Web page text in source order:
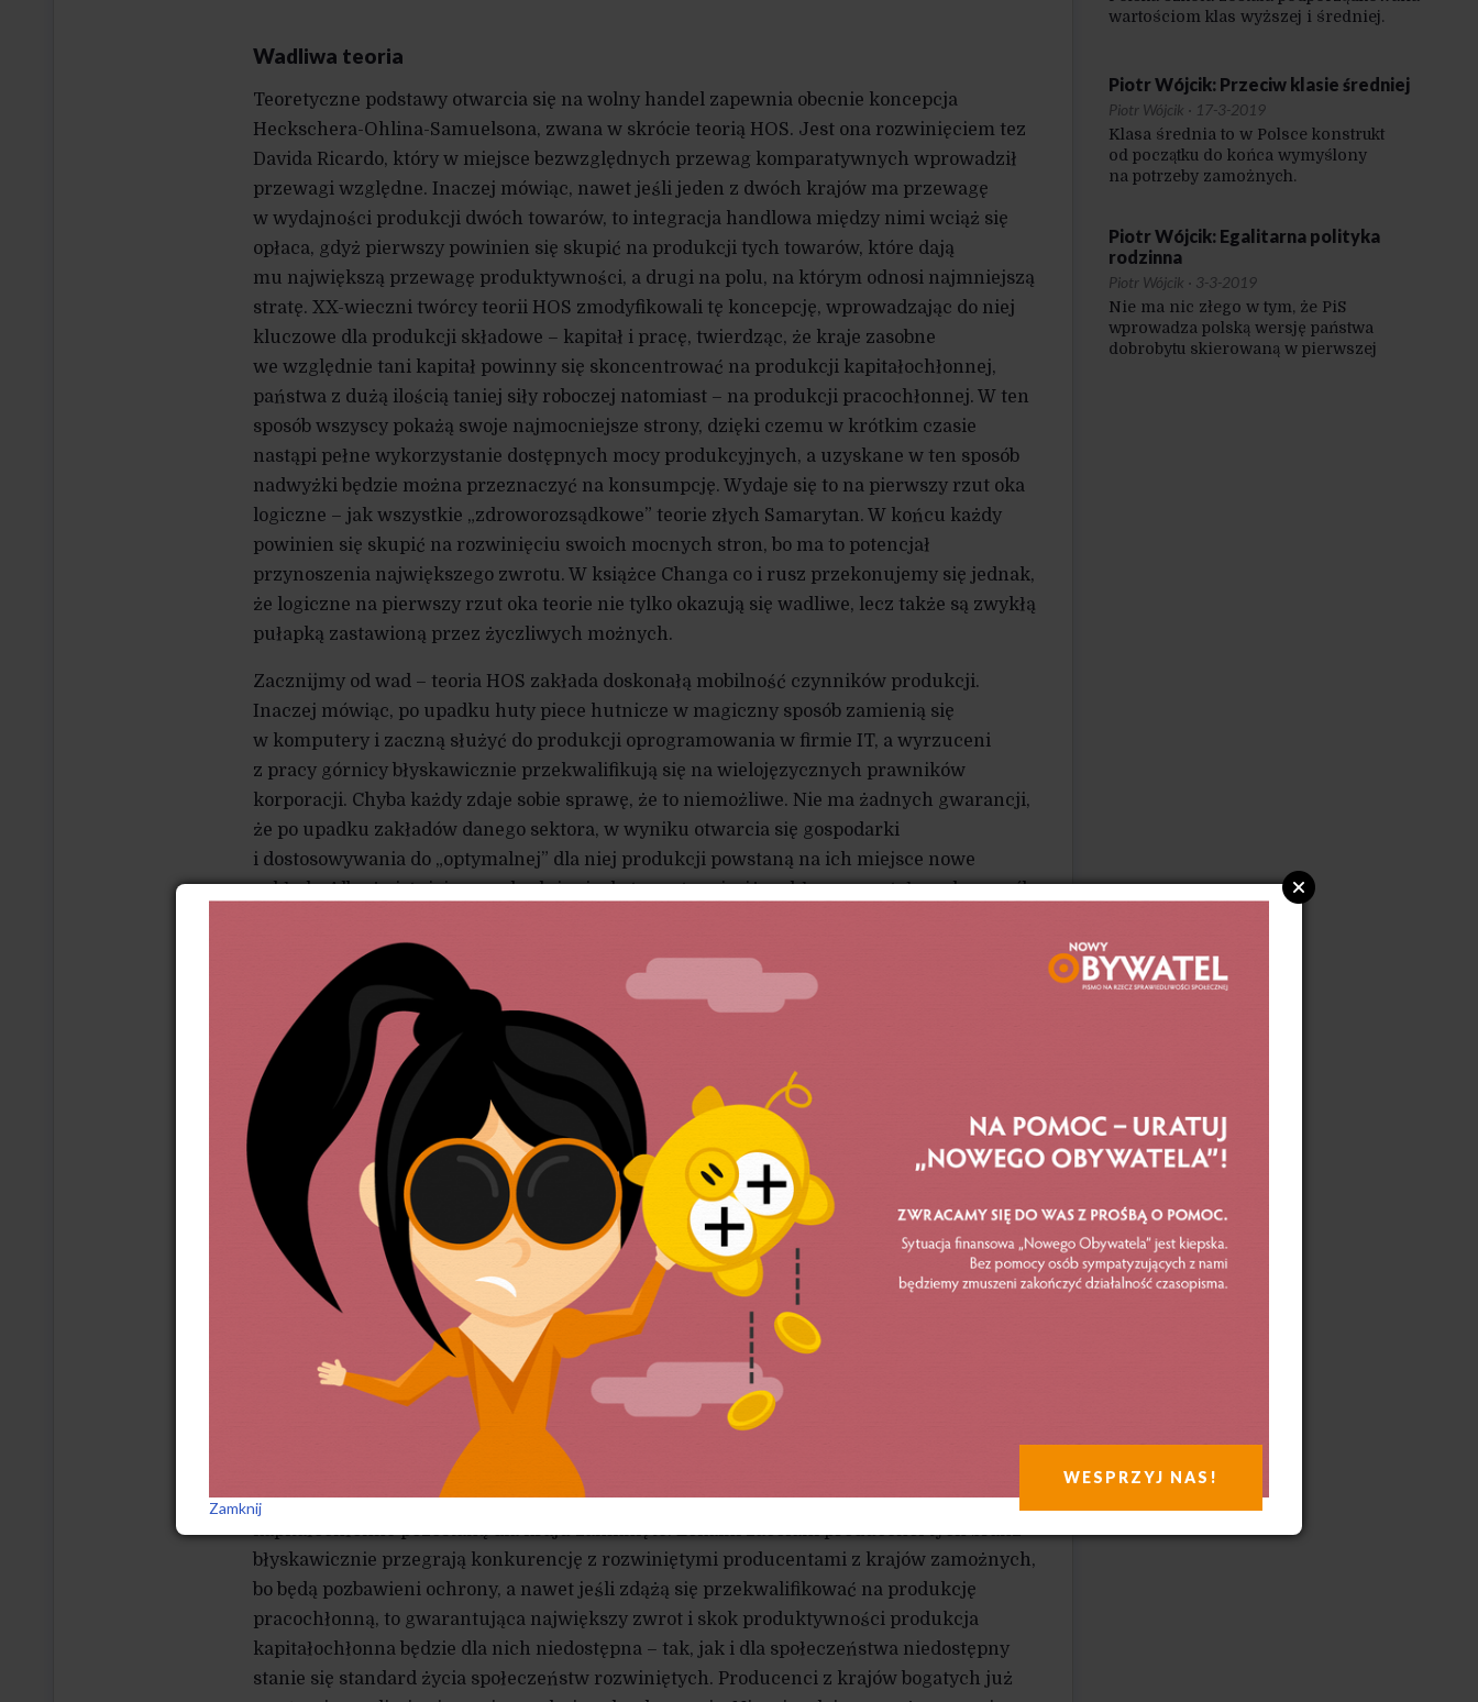
Wadliwa teoria
Teoretyczne podstawy otwarcia się na wolny handel zapewnia obecnie koncepcja
Heckschera-Ohlina-Samuelsona, zwana w skrócie teorią HOS. Jest ona rozwinięciem tez
Davida Ricardo, który w miejsce bezwzględnych przewag komparatywnych wprowadził
przewagi względne. Inaczej mówiąc, nawet jeśli jeden z dwóch krajów ma przewagę
w wydajności produkcji dwóch towarów, to integracja handlowa między nimi wciąż się
opłaca, gdyż pierwszy powinien się skupić na produkcji tych towarów, które dają
mu największą przewagę produktywności, a drugi na polu, na którym odnosi najmniejszą
stratę. XX-wieczni twórcy teorii HOS zmodyfikowali tę koncepcję, wprowadzając do niej
kluczowe dla produkcji składowe – kapitał i pracę, twierdząc, że kraje zasobne
we względnie tani kapitał powinny się skoncentrować na produkcji kapitałochłonnej,
państwa z dużą ilością taniej siły roboczej natomiast – na produkcji pracochłonnej. W ten
sposób wszyscy pokażą swoje najmocniejsze strony, dzięki czemu w krótkim czasie
nastąpi pełne wykorzystanie dostępnych mocy produkcyjnych, a uzyskane w ten sposób
nadwyżki będzie można przeznaczyć na konsumpcję. Wydaje się to na pierwszy rzut oka
logiczne – jak wszystkie „zdroworozsądkowe” teorie złych Samarytan. W końcu każdy
powinien się skupić na rozwinięciu swoich mocnych stron, bo ma to potencjał
przynoszenia największego zwrotu. W książce Changa co i rusz przekonujemy się jednak,
że logiczne na pierwszy rzut oka teorie nie tylko okazują się wadliwe, lecz także są zwykłą
pułapką zastawioną przez życzliwych możnych.
Zacznijmy od wad – teoria HOS zakłada doskonałą mobilność czynników produkcji.
Inaczej mówiąc, po upadku huty piece hutnicze w magiczny sposób zamienią się
w komputery i zaczną służyć do produkcji oprogramowania w firmie IT, a wyrzuceni
z pracy górnicy błyskawicznie przekwalifikują się na wielojęzycznych prawników
korporacji. Chyba każdy zdaje sobie sprawę, że to niemożliwe. Nie ma żadnych gwarancji,
że po upadku zakładów danego sektora, w wyniku otwarcia się gospodarki
i dostosowywania do „optymalnej” dla niej produkcji powstaną na ich miejsce nowe
zakłady. Albo że istniejące rozbudują się do tego stopnia, iż wchłoną powstały wolny zasób
może i rzeczywiście obszary pracochłonne gospodarki się rozwiną, jednak obszary
kapitałochłonne, w tych krajach siłą rzeczy zacofane, upadną pod ciężarem konkurencji
i już się nie podniosą. Pracujący tam ludzie trafią na bruk, a kapitał na śmietnik. Nastąpią
nie tylko straty materialne, ale i powiększą się rzesze przegranych takiej transformacji.
Nawet jeśli uda się kiedyś wchłonąć powstałe wolne zasoby, a straty odrobić, nastąpi
to po długim czasie. Całe grupy społeczne i pokolenia przegrają w takim procesie
na zawsze. Żeby zminimalizować negatywne skutki, w kraju musiałyby istnieć
mechanizmy kompensacji – redystrybucja, zabezpieczenie społeczne i sprawne usługi
publiczne. Tymczasem w krajach rozwijających się niemal nigdy ich nie ma lub
są w powijakach – i w obliczu wyzwania nie zadziałają na odpowiednią skalę. Zatem
żaden lider polityczny, czujący odpowiedzialność za całą wspólnotę, nie powinien podjąć
działań zalecanych przez teorię HOS.
Jednak te wady teoretyczne są niczym przy niebezpieczeństwach pułapki, jaką
za pomocą teorii HOS szykują źli Samarytanie z krajów rozwiniętych. Nie trzeba być
geniuszem, aby się zorientować, że rzetelne wdrożenie tej koncepcji będzie oznaczać dla
kraju specjalizację w zacofanych dziedzinach, skaże zatem dane państwo na wieczny
dystans wobec najlepiej rozwiniętych. Otwarcie gospodarki rzeczywiście jest najlepszym
sposobem na wzrost wydajności w krótkim terminie – jednak w długim okaże się
pułapką. Umożliwi bowiem rozwój zakładów w obszarach pracochłonnych, jednak branże
kapitałochłonne pozostaną dla kraju zamknięte. Lokalni zacofani producenci tych branż
błyskawicznie przegrają konkurencję z rozwiniętymi producentami z krajów zamożnych,
bo będą pozbawieni ochrony, a nawet jeśli zdążą się przekwalifikować na produkcję
pracochłonną, to gwarantująca największy zwrot i skok produktywności produkcja
kapitałochłonna będzie dla nich niedostępna – tak, jak i dla społeczeństwa niedostępny
stanie się standard życia społeczeństw rozwiniętych. Producenci z krajów bogatych już
wartościom klas wyższej i średniej.
Piotr Wójcik: Przeciw klasie średniej
Piotr Wójcik · 17-3-2019
Klasa średnia to w Polsce konstrukt
od początku do końca wymyślony
na potrzeby zamożnych.
Piotr Wójcik: Egalitarna polityka
rodzinna
Piotr Wójcik · 3-3-2019
Nie ma nic złego w tym, że PiS
wprowadza polską wersję państwa
dobrobytu skierowaną w pierwszej
WESPRZYJ NAS!
Zamknij